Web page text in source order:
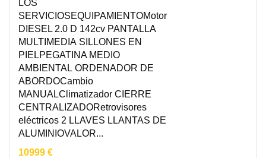
LOS
SERVICIOSEQUIPAMIENTOMotor
DIESEL 2.0 D 142cv PANTALLA
MULTIMEDIA SILLONES EN
PIELPEGATINA MEDIO
AMBIENTAL ORDENADOR DE
ABORDOCambio
MANUALClimatizador CIERRE
CENTRALIZADORetrovisores
eléctricos 2 LLAVES LLANTAS DE
ALUMINIOVALOR...
10999 €